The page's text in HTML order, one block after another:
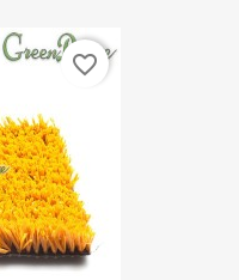
favorite_border